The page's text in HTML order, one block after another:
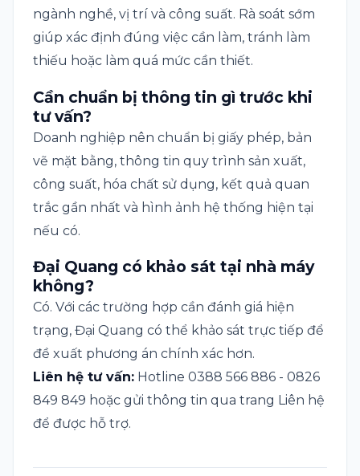
ngành nghề, vị trí và công suất. Rà soát sớm
giúp xác định đúng việc cần làm, tránh làm
thiếu hoặc làm quá mức cần thiết.
Cần chuẩn bị thông tin gì trước khi
tư vấn?
Doanh nghiệp nên chuẩn bị giấy phép, bản
vẽ mặt bằng, thông tin quy trình sản xuất,
công suất, hóa chất sử dụng, kết quả quan
trắc gần nhất và hình ảnh hệ thống hiện tại
nếu có.
Đại Quang có khảo sát tại nhà máy
không?
Có. Với các trường hợp cần đánh giá hiện
trạng, Đại Quang có thể khảo sát trực tiếp để
đề xuất phương án chính xác hơn.
Liên hệ tư vấn: Hotline 0388 566 886 - 0826
849 849 hoặc gửi thông tin qua trang Liên hệ
để được hỗ trợ.